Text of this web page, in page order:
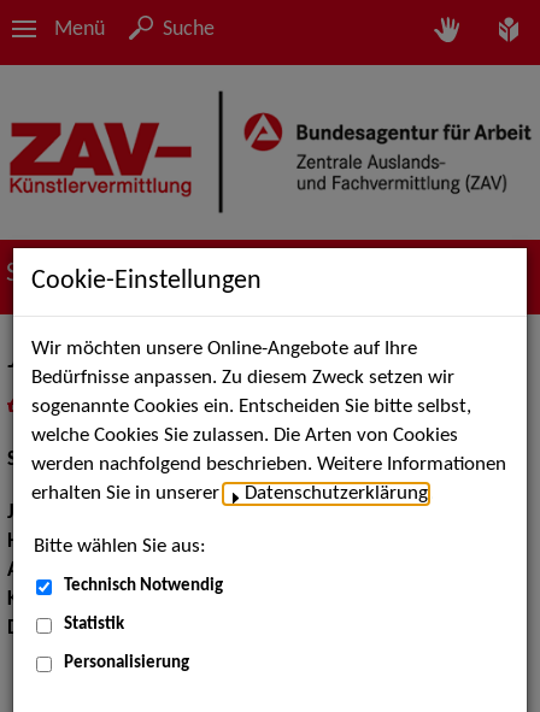
Menü Suche
Suche nach Künstler*innen
Jonathan Walz
als PDF speichern
inMeine Merklistelegen
Schauspiel:Bühne
Jahrgang:
Haarfarbe:braun
Augenfarbe:
Körpergröße:
Dialekte:Pfälzisch, Schwäbisch
Cookie-Einstellungen
Wir möchten unsere Online-Angebote auf Ihre
Bedürfnisse anpassen. Zu diesem Zweck setzen wir
sogenannte Cookies ein. Entscheiden Sie bitte selbst,
welche Cookies Sie zulassen. Die Arten von Cookies
werden nachfolgend beschrieben. Weitere Informationen
erhalten Sie in unserer
Datenschutzerklärung
Bitte wählen Sie aus:
Technisch Notwendig
Statistik
Personalisierung